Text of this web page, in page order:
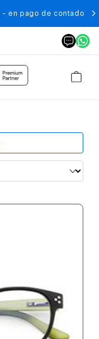
- en pago de contado